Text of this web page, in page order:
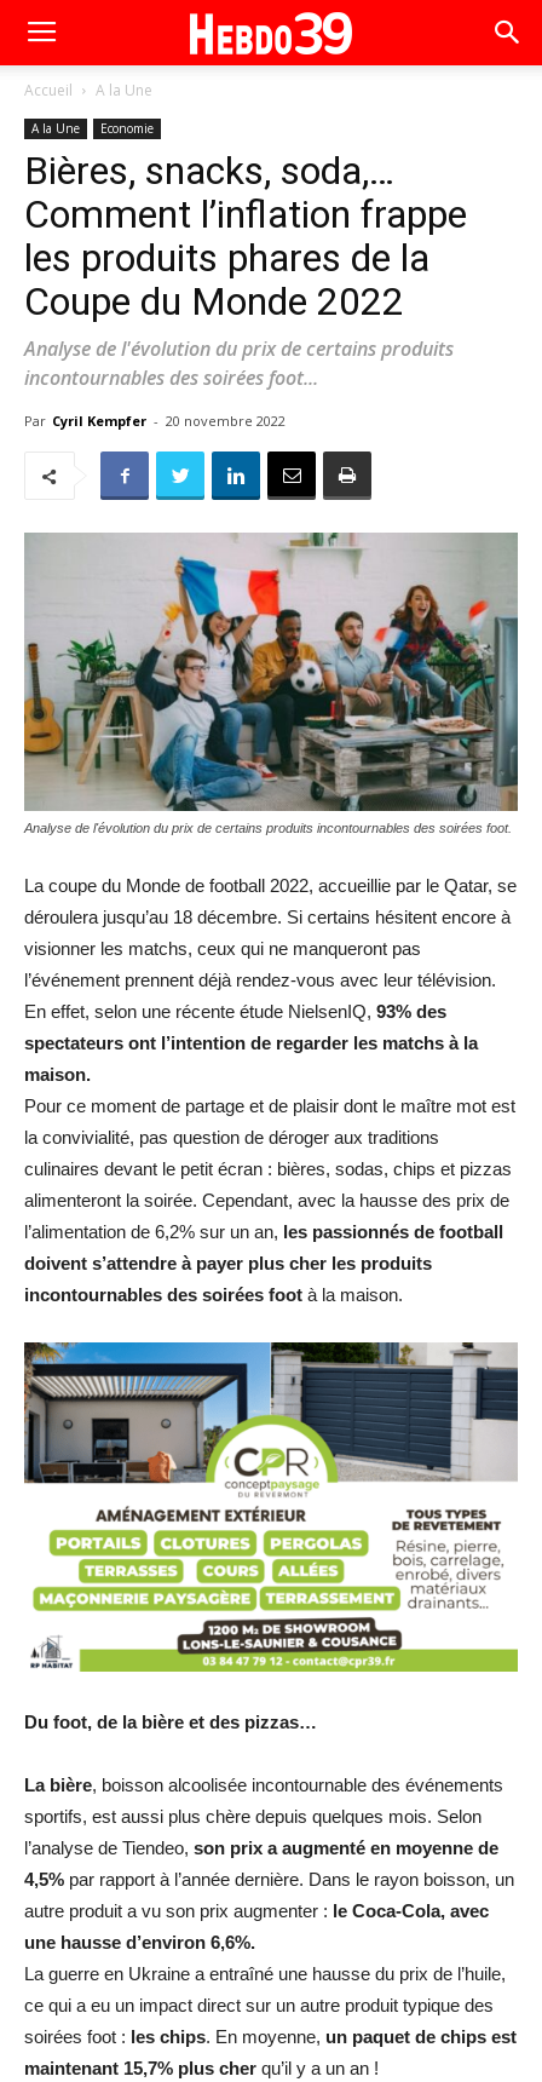
Accueil A la Une
A la Une Economie
Bières, snacks, soda,…
Comment l’inflation frappe
les produits phares de la
Coupe du Monde 2022
Analyse de l'évolution du prix de certains produits
incontournables des soirées foot...
Par Cyril Kempfer - 20 novembre 2022
Analyse de l'évolution du prix de certains produits incontournables des soirées foot.
La coupe du Monde de football 2022, accueillie par le Qatar, se
déroulera jusqu’au 18 décembre. Si certains hésitent encore à
visionner les matchs, ceux qui ne manqueront pas
l’événement prennent déjà rendez-vous avec leur télévision.
En effet, selon une récente étude NielsenIQ, 93% des
spectateurs ont l’intention de regarder les matchs à la
maison.
Pour ce moment de partage et de plaisir dont le maître mot est
la convivialité, pas question de déroger aux traditions
culinaires devant le petit écran : bières, sodas, chips et pizzas
alimenteront la soirée. Cependant, avec la hausse des prix de
l’alimentation de 6,2% sur un an, les passionnés de football
doivent s’attendre à payer plus cher les produits
incontournables des soirées foot à la maison.
Du foot, de la bière et des pizzas…
La bière, boisson alcoolisée incontournable des événements
sportifs, est aussi plus chère depuis quelques mois. Selon
l’analyse de Tiendeo, son prix a augmenté en moyenne de
4,5% par rapport à l’année dernière. Dans le rayon boisson, un
autre produit a vu son prix augmenter : le Coca-Cola, avec
une hausse d’environ 6,6%.
La guerre en Ukraine a entraîné une hausse du prix de l’huile,
ce qui a eu un impact direct sur un autre produit typique des
soirées foot : les chips. En moyenne, un paquet de chips est
maintenant 15,7% plus cher qu’il y a un an !